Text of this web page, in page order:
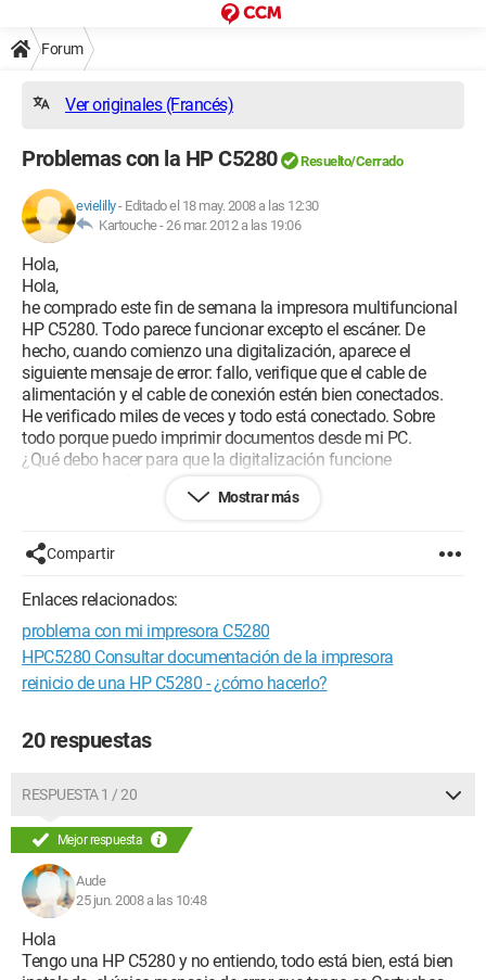
Forum
Ver originales (Francés)
Problemas con la HP C5280 Resuelto/Cerrado
evielilly- Editado el 18 may. 2008 a las 12:30
Kartouche -26 mar. 2012 a las 19:06
Hola,
Hola,
he comprado este fin de semana la impresora multifuncional
HP C5280. Todo parece funcionar excepto el escáner. De
hecho, cuando comienzo una digitalización, aparece el
siguiente mensaje de error: fallo, verifique que el cable de
alimentación y el cable de conexión estén bien conectados.
He verificado miles de veces y todo está conectado. Sobre
todo porque puedo imprimir documentos desde mi PC.
¿Qué debo hacer para que la digitalización funcione
Por favor, ayúdame, ¡estoy a punto de saturarme!
Gracias de antemano
Configuración: Windows Vista Internet Explorer 7.0
Mostrar más
Compartir
Enlaces relacionados:
problema con mi impresora C5280
HPC5280 Consultar documentación de la impresora
reinicio de una HP C5280 - ¿cómo hacerlo?
20 respuestas
RESPUESTA 1 / 20
Mejor respuesta
Aude
25 jun. 2008 a las 10:48
Hola
Tengo una HP C5280 y no entiendo, todo está bien, está bien